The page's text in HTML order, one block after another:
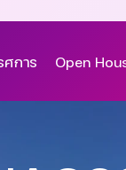
การ Open